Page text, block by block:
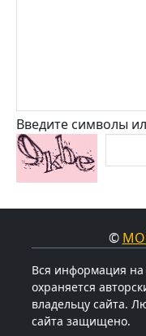
Введите символы
©
Вся информация
охраняется
владельцу сайта.
сайта защищено.